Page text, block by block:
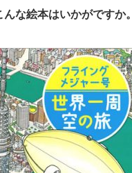
な絵本はいかがですか。